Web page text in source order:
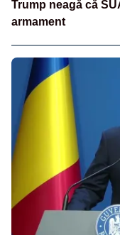
Trump neagă că
armament